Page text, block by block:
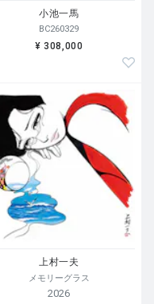
小池一馬
BC260329
¥ 308,000
上村一夫
メモリーグラス
2026